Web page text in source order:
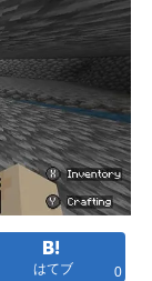
はてブ 0